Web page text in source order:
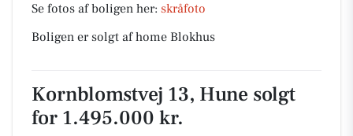
Se fotos af boligen her: skråfoto
Boligen er solgt af home Blokhus
Kornblomstvej 13, Hune solgt
for 1.495.000 kr.